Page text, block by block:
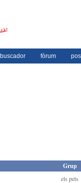
buscador fòrum
Grup
els pets